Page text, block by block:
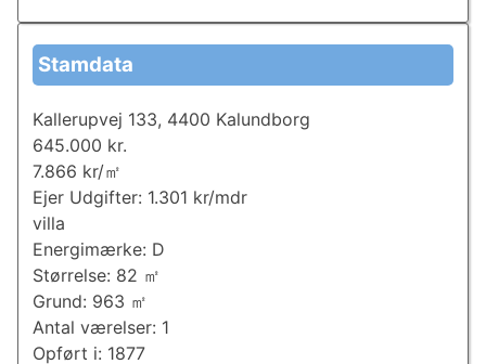
Stamdata
Kallerupvej 133, 4400 Kalundborg
645.000 kr.
7.866 kr/㎡
Ejer Udgifter: 1.301 kr/mdr
villa
Energimærke: D
Størrelse: 82 ㎡
Grund: 963 ㎡
Antal værelser: 1
Opført i: 1877